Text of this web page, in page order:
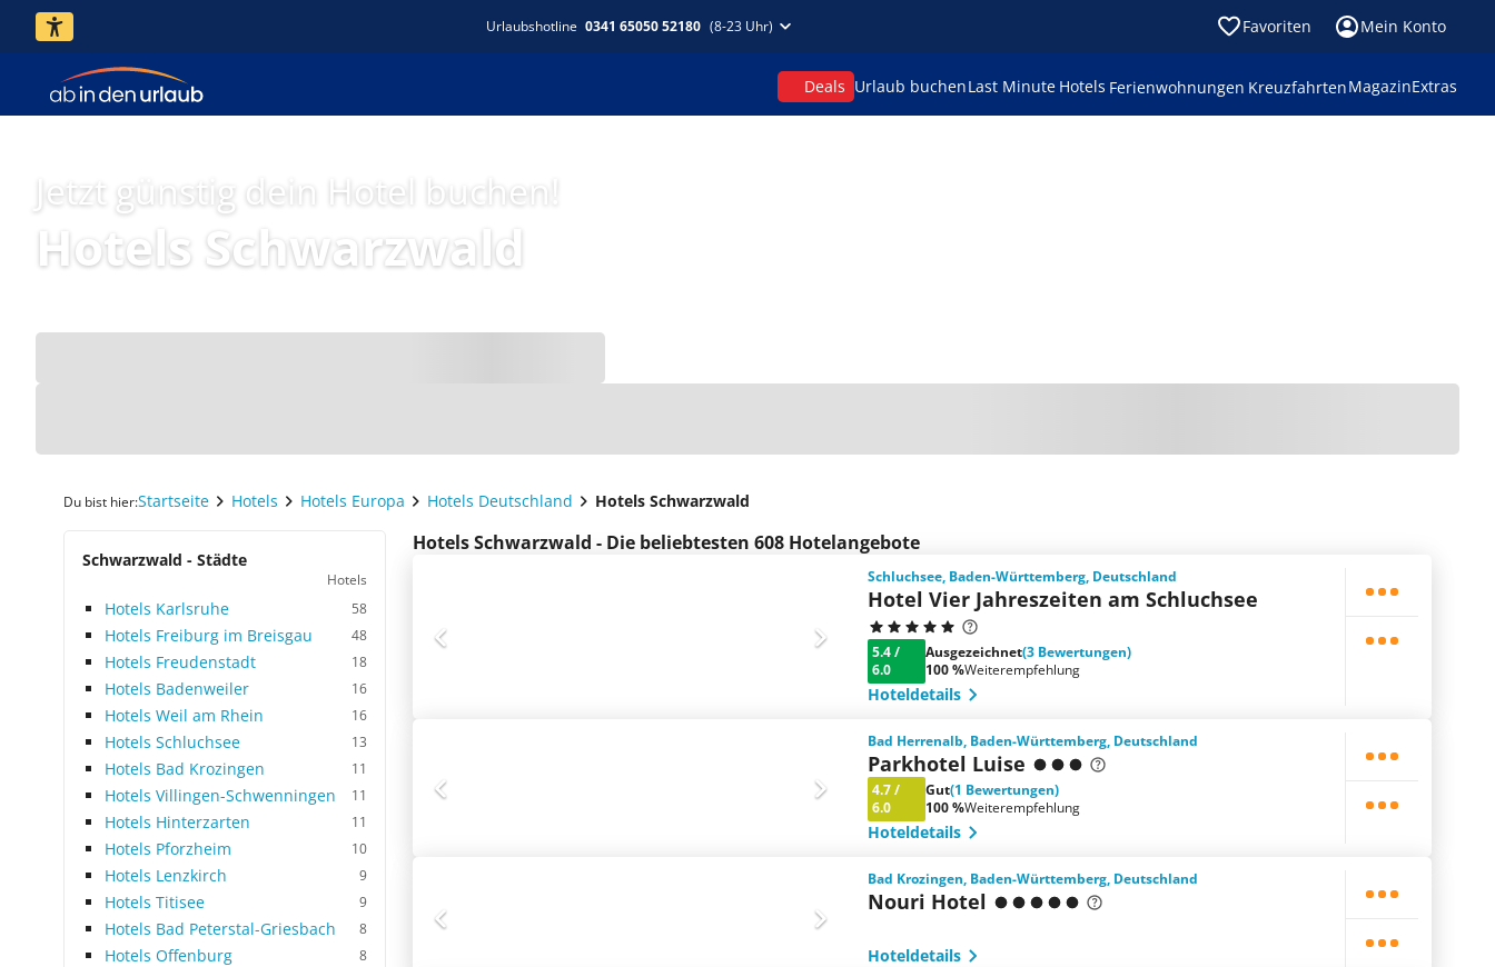
Urlaubshotline 0341 65050 52180 (8-23 Uhr) Favoriten Mein Konto
Deals Urlaub buchenLast Minute Hotels Ferienwohnungen KreuzfahrtenMagazinExtras
Jetzt günstig dein Hotel buchen!
Hotels Schwarzwald
Du bist hier:Startseite Hotels Hotels Europa Hotels Deutschland Hotels Schwarzwald
Schwarzwald - Städte
Hotels
Hotels Karlsruhe 58
Hotels Freiburg im Breisgau 48
Hotels Freudenstadt 18
Hotels Badenweiler 16
Hotels Weil am Rhein 16
Hotels Schluchsee 13
Hotels Bad Krozingen 11
Hotels Villingen-Schwenningen 11
Hotels Hinterzarten 11
Hotels Pforzheim 10
Hotels Lenzkirch 9
Hotels Titisee 9
Hotels Bad Peterstal-Griesbach 8
Hotels Offenburg 8
Hotels Schwarzwald - Die beliebtesten 608 Hotelangebote
Schluchsee, Baden-Württemberg, Deutschland
Hotel Vier Jahres­zeiten am Schluchsee
5.4/
6.0
Ausgezeichnet(3 Bewertungen)
100 %Weiterempfehlung
Hoteldetails
Bad Herrenalb, Baden-Württemberg, Deutschland
Parkhotel Luise
4.7/
6.0
Gut(1 Bewertungen)
100 %Weiterempfehlung
Hoteldetails
Bad Krozingen, Baden-Württemberg, Deutschland
Nouri Hotel
Hoteldetails